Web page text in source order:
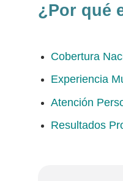
¿Por qué
Cobertura
Experiencia
Atención
Resultados